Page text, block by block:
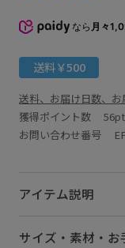
なら 月々
送料￥500
送料、お届け日数、
獲得ポイント数 56pt
お問い合わせ番号
アイテム説明
サイズ・素材・お